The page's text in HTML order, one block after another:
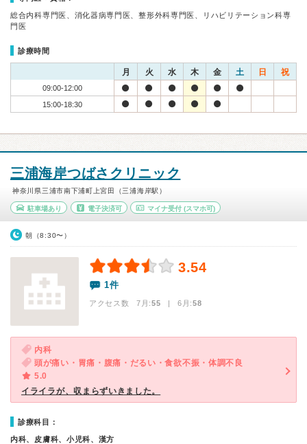
総合内科専門医、消化器病専門医、整形外科専門医、リハビリテーション科専
門医
診療時間
月 火 水 木 金 土 日 祝
09:00-12:00
15:00-18:30
三浦海岸つばさクリニック
神奈川県三浦市南下浦町上宮田（三浦海岸駅）
駐車場あり 電子決済可 マイナ受付 (スマホ可)
朝（8:30〜）
3.54
1件
アクセス数 7月:55 | 6月:58
内科
頭が痛い・胃痛・腹痛・だるい・食欲不振・体調不良
5.0
イライラが、収まらずいきました。
診療科目：
内科、皮膚科、小児科、漢方